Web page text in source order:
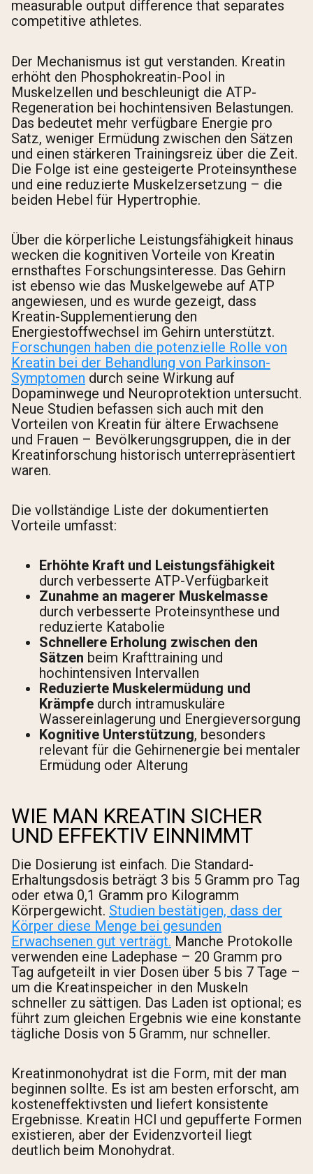
measurable output difference that separates
competitive athletes.
Der Mechanismus ist gut verstanden. Kreatin
erhöht den Phosphokreatin-Pool in
Muskelzellen und beschleunigt die ATP-
Regeneration bei hochintensiven Belastungen.
Das bedeutet mehr verfügbare Energie pro
Satz, weniger Ermüdung zwischen den Sätzen
und einen stärkeren Trainingsreiz über die Zeit.
Die Folge ist eine gesteigerte Proteinsynthese
und eine reduzierte Muskelzersetzung – die
beiden Hebel für Hypertrophie.
Über die körperliche Leistungsfähigkeit hinaus
wecken die kognitiven Vorteile von Kreatin
ernsthaftes Forschungsinteresse. Das Gehirn
ist ebenso wie das Muskelgewebe auf ATP
angewiesen, und es wurde gezeigt, dass
Kreatin-Supplementierung den
Energiestoffwechsel im Gehirn unterstützt.
Forschungen haben die potenzielle Rolle von
Kreatin bei der Behandlung von Parkinson-
Symptomen durch seine Wirkung auf
Dopaminwege und Neuroprotektion untersucht.
Neue Studien befassen sich auch mit den
Vorteilen von Kreatin für ältere Erwachsene
und Frauen – Bevölkerungsgruppen, die in der
Kreatinforschung historisch unterrepräsentiert
waren.
Die vollständige Liste der dokumentierten
Vorteile umfasst:
Erhöhte Kraft und Leistungsfähigkeit
durch verbesserte ATP-Verfügbarkeit
Zunahme an magerer Muskelmasse
durch verbesserte Proteinsynthese und
reduzierte Katabolie
Schnellere Erholung zwischen den
Sätzen beim Krafttraining und
hochintensiven Intervallen
Reduzierte Muskelermüdung und
Krämpfe durch intramuskuläre
Wassereinlagerung und Energieversorgung
Kognitive Unterstützung, besonders
relevant für die Gehirnenergie bei mentaler
Ermüdung oder Alterung
WIE MAN KREATIN SICHER
UND EFFEKTIV EINNIMMT
Die Dosierung ist einfach. Die Standard-
Erhaltungsdosis beträgt 3 bis 5 Gramm pro Tag
oder etwa 0,1 Gramm pro Kilogramm
Körpergewicht. Studien bestätigen, dass der
Körper diese Menge bei gesunden
Erwachsenen gut verträgt. Manche Protokolle
verwenden eine Ladephase – 20 Gramm pro
Tag aufgeteilt in vier Dosen über 5 bis 7 Tage –
um die Kreatinspeicher in den Muskeln
schneller zu sättigen. Das Laden ist optional; es
führt zum gleichen Ergebnis wie eine konstante
tägliche Dosis von 5 Gramm, nur schneller.
Kreatinmonohydrat ist die Form, mit der man
beginnen sollte. Es ist am besten erforscht, am
kosteneffektivsten und liefert konsistente
Ergebnisse. Kreatin HCl und gepufferte Formen
existieren, aber der Evidenzvorteil liegt
deutlich beim Monohydrat.